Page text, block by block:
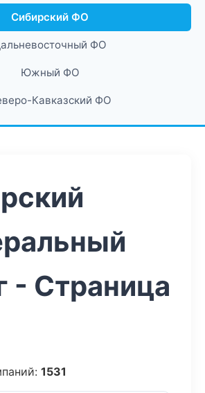
Сибирский ФО
ФО
Южный ФО
Кавказский ФО
- Страница
1531